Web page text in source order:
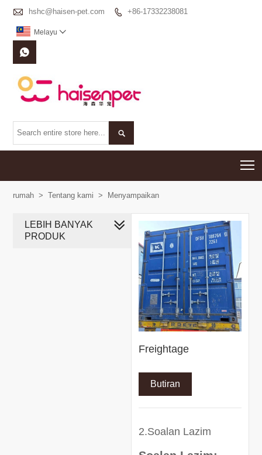
 hshc@haisen-pet.com  +86-17332238081
Melayu 


rumah > Tentang kami > Menyampaikan
Freightage
Butiran
2.Soalan Lazim
LEBIH BANYAK
PRODUK